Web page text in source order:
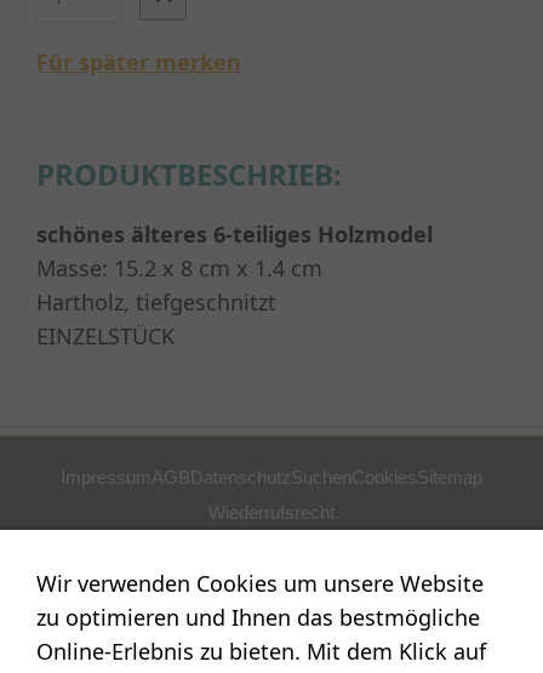
Für später merken
PRODUKTBESCHRIEB:
schönes älteres 6-teiliges Holzmodel
Masse: 15.2 x 8 cm x 1.4 cm
Hartholz, tiefgeschnitzt
EINZELSTÜCK
ImpressumAGBDatenschutzSuchenCookiesSitemap
Wiederrufsrecht
Nostalgie- & Geschenk Shop
Maja Schmid
Wir verwenden Cookies um unsere Website
zu optimieren und Ihnen das bestmögliche
Online-Erlebnis zu bieten. Mit dem Klick auf